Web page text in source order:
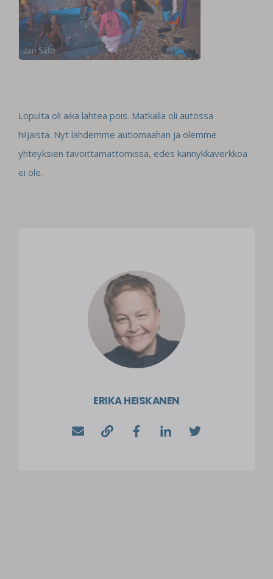
Lopulta oli aika lahtea pois. Matkalla oli autossa
hiljaista. Nyt lahdemme autiomaahan ja olemme
yhteyksien tavoittamattomissa, edes kannykkaverkkoa
ei ole.
ERIKA HEISKANEN